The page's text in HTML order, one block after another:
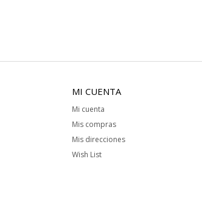
MI CUENTA
Mi cuenta
Mis compras
Mis direcciones
Wish List